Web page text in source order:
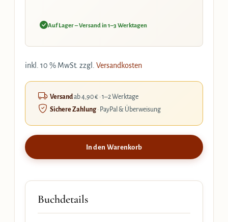
Auf Lager – Versand in 1–3 Werktagen
inkl. 10 % MwSt. zzgl. Versandkosten
Versandab 4,90 € · 1–2 Werktage
Sichere Zahlung· PayPal & Überweisung
In den Warenkorb
Buchdetails